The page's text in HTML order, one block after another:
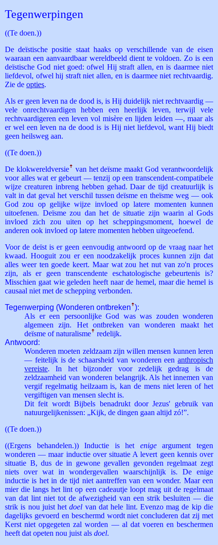
Tegenwerpingen
((Te doen.))
De deïstische positie staat haaks op verschillende van de eisen
waaraan een aanvaardbaar wereldbeeld dient te voldoen. Zo is een
deïstische God niet goed: ofwel Hij straft allen, en is daarmee niet
liefdevol, ofwel hij straft niet allen, en is daarmee niet rechtvaardig.
Zie de opties.
Als er geen leven na de dood is, is Hij duidelijk niet rechtvaardig —
vele onrechtvaardigen hebben een heerlijk leven, terwijl vele
rechtvaardigeren een leven vol misère en lijden leiden —, maar als
er wel een leven na de dood is is Hij niet liefdevol, want Hij biedt
geen heilsweg aan.
((Te doen.))
De klokwereldversieꜛ van het deïsme maakt God verantwoordelijk
voor alles wat er gebeurt — tenzij op een transcendent-compatibele
wijze creaturen inbreng hebben gehad. Daar de tijd creatuurlijk is
valt in dat geval het verschil tussen deïsme en theïsme weg — ook
God zou op gelijke wijze invloed op latere momenten kunnen
uitoefenen. Deïsme zou dan het de situatie zijn waarin al Gods
invloed zich zou uiten op het scheppingsmoment, hoewel de
anderen ook invloed op latere momenten hebben uitgeoefend.
Voor de deïst is er geen eenvoudig antwoord op de vraag naar het
kwaad. Hooguit zou er een noodzakelijk proces kunnen zijn dat
alles weer ten goede keert. Maar wat zou het nut van zo'n proces
zijn, als er geen transcendente eschatologische gebeurtenis is?
Misschien gaat wie geleden heeft naar de hemel, maar die hemel is
causaal niet met de schepping verbonden.
Tegenwerping (Wonderen ontbreken ꜛ):
Als er een persoonlijke God was was zouden wonderen
algemeen zijn. Het ontbreken van wonderen maakt het
deïsme of naturalismeꜛ redelijk.
Antwoord:
Wonderen moeten zeldzaam zijn willen mensen kunnen leren
— feitelijk is de schaarsheid van wonderen een anthropisch
vereiste. In het bijzonder voor zedelijk gedrag is de
zeldzaamheid van wonderen belangrijk. Als het innemen van
vergif regelmatig heilzaam is, kan de mens niet leren of het
vergiftigen van mensen slecht is.
Dit feit wordt Bijbels benadrukt door Jezus' gebruik van
natuurgelijkenissen: „Kijk, de dingen gaan altijd zó!”.
((Te doen.))
((Ergens behandelen.)) Inductie is het enigeargument tegen
wonderen — maar inductie over situatie A levert geen kennis over
situatie B, dus de in gewone gevallen gevonden regelmaat zegt
niets over wat in wondergevallen waarschijnlijk is. De enige
inductie is het in de tijd niet aantreffen van een wonder. Maar een
mier die langs het lint op een cadeautje loopt mag uit de regelmaat
van dat lint niet tot de afwezigheid van een strik besluiten — die
strik is nou juist hetdoel van dat hele lint. Evenzo mag de kip die
dagelijks gevoerd en beschermd wordt niet concluderen dat zij met
Kerst niet opgegeten zal worden — al dat voeren en beschermen
heeft dat opeten nou juist als doel.